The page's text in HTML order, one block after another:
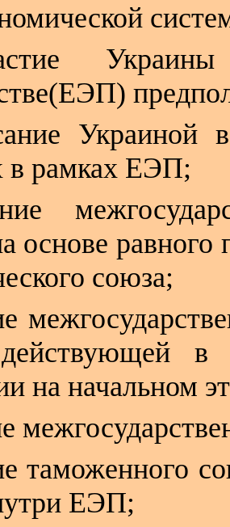
Украиной
в рамках ЕЭП;
основе равного
союза;
на начальном
таможенного
ЕЭП;